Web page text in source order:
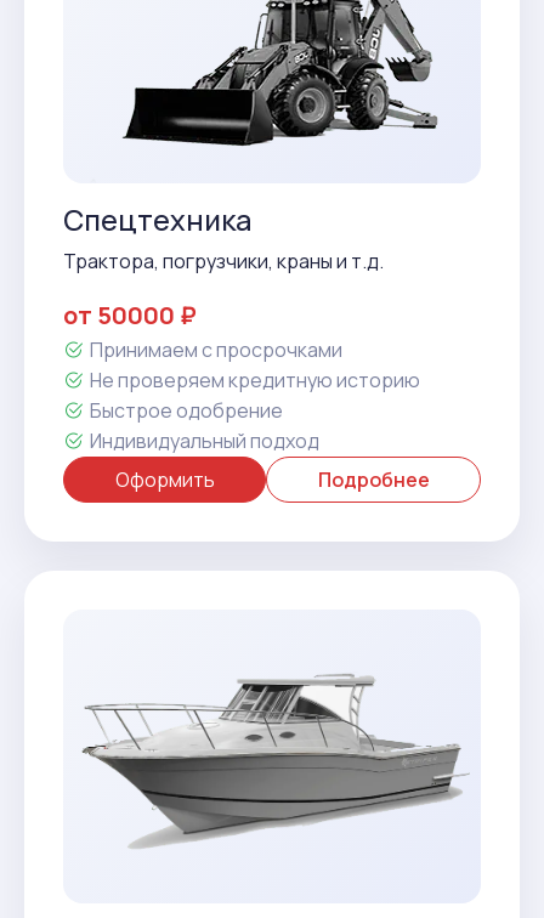
Спецтехника
Трактора, погрузчики, краны и т.д.
от 50000 ₽
Принимаем с просрочками
Не проверяем кредитную историю
Быстрое одобрение
Индивидуальный подход
Оформить
Подробнее